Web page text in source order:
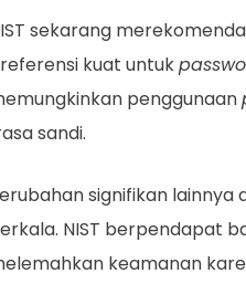
sekarang
kuat untuk
penggunaan
sandi.
signifikan
NIST berpendapat
keamanan